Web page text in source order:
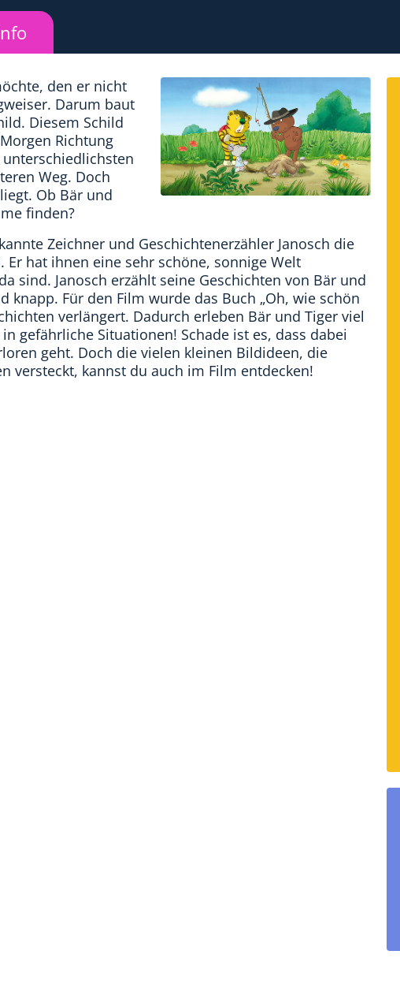
den er nicht
Darum baut
Diesem Schild
Richtung
Weg. Doch
Ob Bär und
finden?
Zeichner und Geschichtenerzähler Janosch die
hat ihnen eine sehr schöne, sonnige Welt
sind. Janosch erzählt seine Geschichten von Bär und
knapp. Für den Film wurde das Buch „Oh, wie schön
verlängert. Dadurch erleben Bär und Tiger viel
gefährliche Situationen! Schade ist es, dass dabei
geht. Doch die vielen kleinen Bildideen, die
versteckt, kannst du auch im Film entdecken!